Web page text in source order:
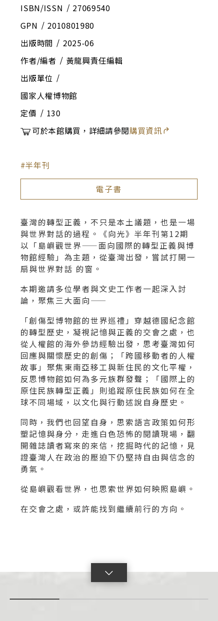
ISBN/ISSN
27069540
GPN
2010801980
出版時間
2025-06
作者/編者
黃龍興責任編輯
出版單位
國家人權博物館
定價
130
可於本館購買，詳細請參閱購買資訊
半年刊
電子書
臺灣的轉型正義，不只是本土議題，也是一場
與世界對話的過程。《向光》半年刊第12期
以「島嶼觀世界——面向國際的轉型正義與博
物館經驗」為主題，從臺灣出發，嘗試打開一
扇與世界對話 的窗。
本期邀請多位學者與文史工作者一起深入討
論，聚焦三大面向——
「創傷型博物館的世界巡禮」穿越德國紀念館
的轉型歷史，凝視記憶與正義的交會之處，也
從人權館的海外參訪經驗出發，思考臺灣如何
回應與關懷歷史的創傷；「跨國移動者的人權
故事」聚焦東南亞移工與新住民的文化平權，
反思博物館如何為多元族群發聲；「國際上的
原住民族轉型正義」則追蹤原住民族如何在全
球不同場域，以文化與行動述說自身歷史。
同時，我們也回望自身，思索語言政策如何形
塑記憶與身分，走進白色恐怖的閱讀現場，翻
開雜誌讀者寫來的來信，挖掘時代的記憶，見
證臺灣人在政治的壓迫下仍堅持自由與信念的
勇氣。
從島嶼觀看世界，也思索世界如何映照島嶼。
在交會之處，或許能找到繼續前行的方向。